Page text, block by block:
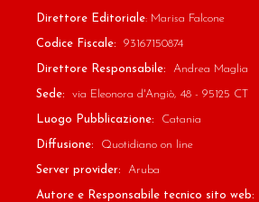
Direttore Editoriale: Marisa Falcone
Codice Fiscale: 93167150874
Direttore Responsabile: Andrea Maglia
Sede: via Eleonora d'Angiò, 48 - 95125 CT
Luogo Pubblicazione: Catania
Diffusione: Quotidiano on line
Server provider: Aruba
Autore e Responsabile tecnico sito web: